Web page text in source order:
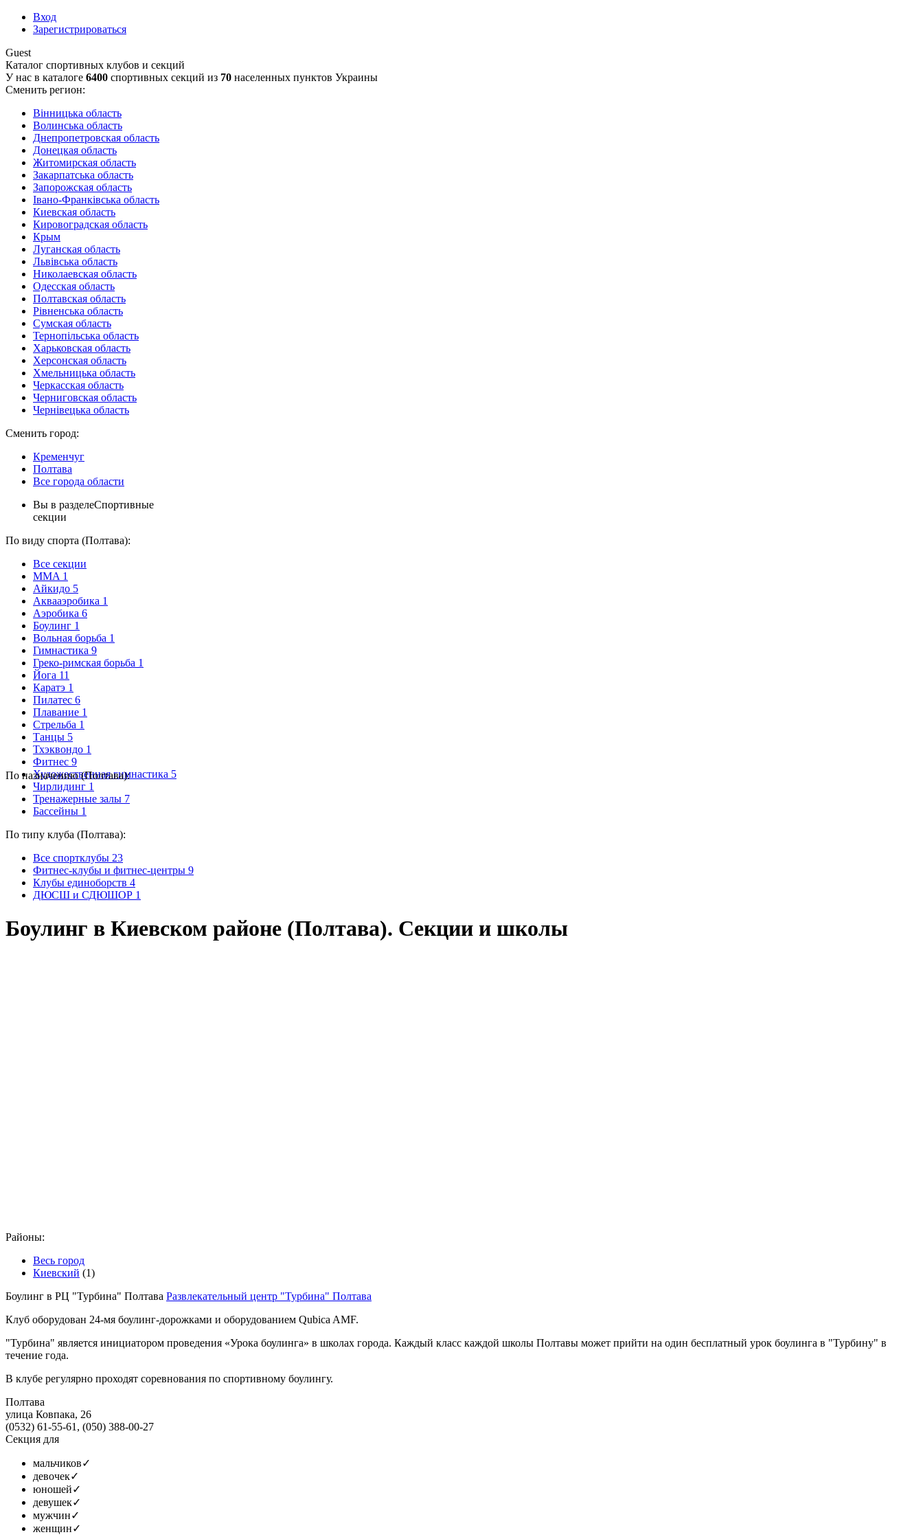
Вход
Зарегистрироваться
Guest
Каталог спортивных клубов и секций
У нас в каталоге 6400 спортивных секций из 70 населенных пунктов Украины
Сменить регион:
Вінницька область
Волинська область
Днепропетровская область
Донецкая область
Житомирская область
Закарпатська область
Запорожская область
Івано-Франківська область
Киевская область
Кировоградская область
Крым
Луганская область
Львівська область
Николаевская область
Одесская область
Полтавская область
Рівненська область
Сумская область
Тернопільська область
Харьковская область
Херсонская область
Хмельницька область
Черкасская область
Черниговская область
Чернівецька область
Сменить город:
Кременчуг
Полтава
Все города области
Вы в разделеСпортивные
секции
По виду спорта (Полтава):
Все секции
MMA 1
Айкидо 5
Аквааэробика 1
Аэробика 6
Боулинг 1
Вольная борьба 1
Гимнастика 9
Греко-римская борьба 1
Йога 11
Каратэ 1
Пилатес 6
Плавание 1
Стрельба 1
Танцы 5
Тхэквондо 1
Фитнес 9
Художественная гимнастика 5
Чирлидинг 1
По назначению (Полтава):
Тренажерные залы 7
Бассейны 1
По типу клуба (Полтава):
Все спортклубы 23
Фитнес-клубы и фитнес-центры 9
Клубы единоборств 4
ДЮСШ и СДЮШОР 1
Боулинг в Киевском районе (Полтава). Секции и школы
Районы:
Весь город
Киевский (1)
Боулинг в РЦ "Турбина" Полтава Развлекательный центр "Турбина" Полтава
Клуб оборудован 24-мя боулинг-дорожками и оборудованием Qubica AMF.
"Турбина" является инициатором проведения «Урока боулинга» в школах города. Каждый класс каждой школы Полтавы может прийти на один бесплатный урок боулинга в "Турбину" в
течение года.
В клубе регулярно проходят соревнования по спортивному боулингу.
Полтава
улица Ковпака, 26
(0532) 61-55-61, (050) 388-00-27
Секция для
мальчиков✓
девочек✓
юношей✓
девушек✓
мужчин✓
женщин✓